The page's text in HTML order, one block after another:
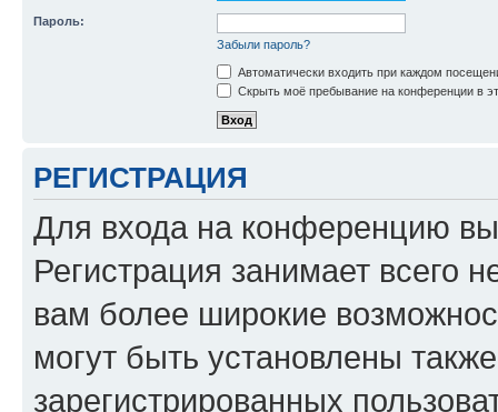
Пароль:
Забыли пароль?
Автоматически входить при каждом
Скрыть моё пребывание на конференции в
РЕГИСТРАЦИЯ
Для входа на конференцию
Регистрация занимает всего
вам более широкие
могут быть установлены
зарегистрированных